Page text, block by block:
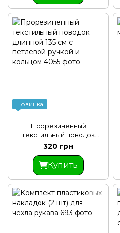
Новинка
Прорезиненный
текстильный поводок
длинной 135 см с петлевой
ручкой и кольцом
320 грн
Купить